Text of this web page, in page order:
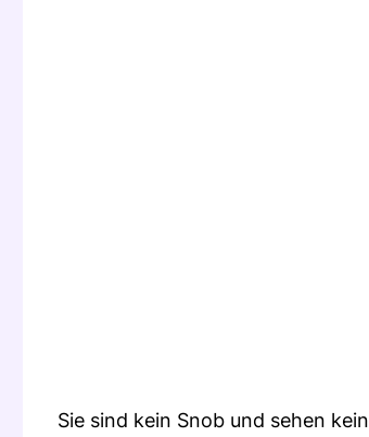
Sie sind kein Snob und sehen